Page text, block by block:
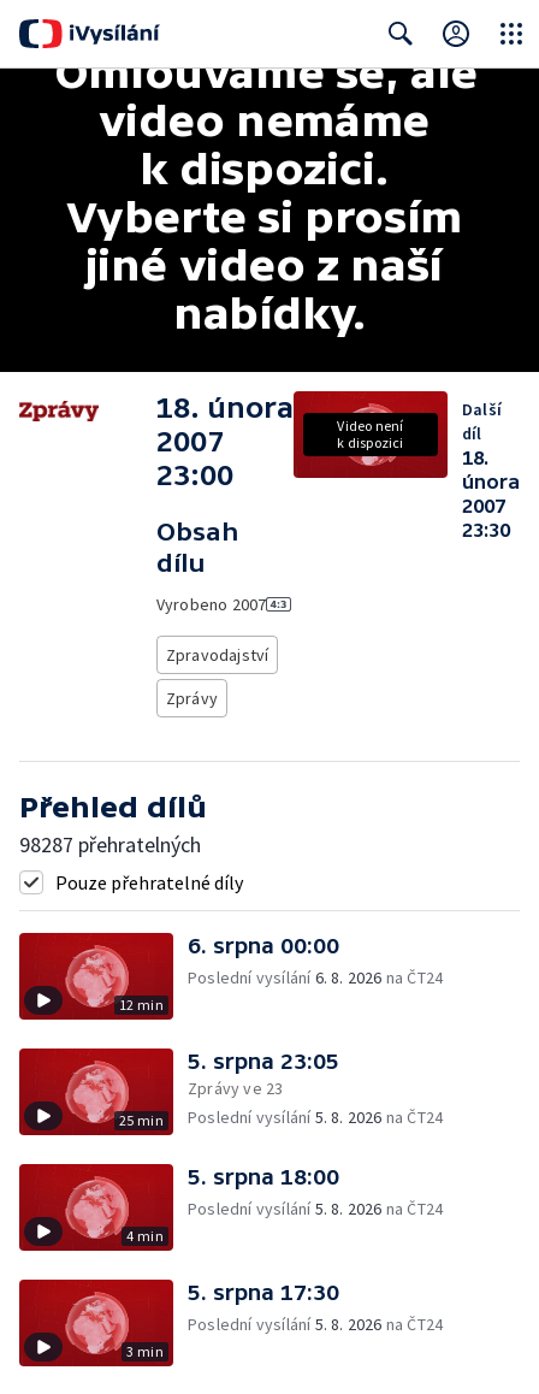
Search
Omlouváme se, ale
video nemáme
k dispozici.
Vyberte si prosím
jiné video z naší
nabídky.
18. února
2007
23:00
Obsah
dílu
Vyrobeno 2007
Zpravodajství
Zprávy
Video není
k dispozici
Další
díl
18.
února
2007
23:30
Přehled dílů
98287 přehratelných
Pouze přehratelné díly
12 min
6. srpna 00:00
Poslední vysílání6. 8. 2026 na ČT24
25 min
5. srpna 23:05
Zprávy ve 23
Poslední vysílání5. 8. 2026 na ČT24
4 min
5. srpna 18:00
Poslední vysílání5. 8. 2026 na ČT24
3 min
5. srpna 17:30
Poslední vysílání5. 8. 2026 na ČT24